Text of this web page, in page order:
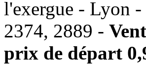
l'exergue - Lyon
2374, 2889 -
prix de départ